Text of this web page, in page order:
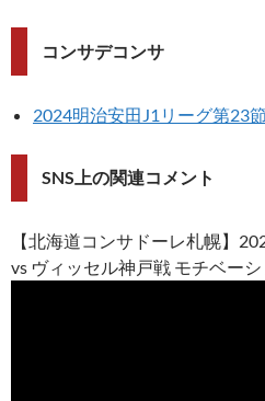
コンサデコンサ
2024明治安田J1リーグ第23節
SNS上の関連コメント
【北海道コンサドーレ札幌】
vs ヴィッセル神戸戦 モチベー